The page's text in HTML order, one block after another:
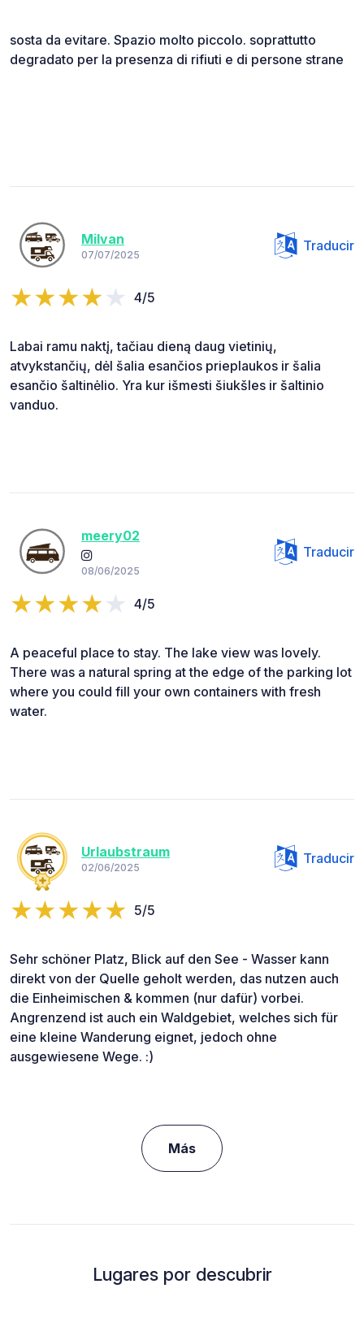
sosta da evitare. Spazio molto piccolo. soprattutto
degradato per la presenza di rifiuti e di persone strane
Milvan
07/07/2025
Traducir
4/5
Labai ramu naktį, tačiau dieną daug vietinių,
atvykstančių, dėl šalia esančios prieplaukos ir šalia
esančio šaltinėlio. Yra kur išmesti šiukšles ir šaltinio
vanduo.
meery02
08/06/2025
Traducir
4/5
A peaceful place to stay. The lake view was lovely.
There was a natural spring at the edge of the parking lot
where you could fill your own containers with fresh
water.
Urlaubstraum
02/06/2025
Traducir
5/5
Sehr schöner Platz, Blick auf den See - Wasser kann
direkt von der Quelle geholt werden, das nutzen auch
die Einheimischen & kommen (nur dafür) vorbei.
Angrenzend ist auch ein Waldgebiet, welches sich für
eine kleine Wanderung eignet, jedoch ohne
ausgewiesene Wege. :)
Más
Lugares por descubrir